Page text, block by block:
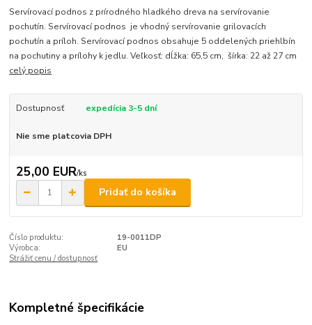
Servírovací podnos z prírodného hladkého dreva na servírovanie
pochutín. Servírovací podnos je vhodný servírovanie grilovacích
pochutín a príloh. Servírovací podnos obsahuje 5 oddelených priehlbín
na pochutiny a prílohy k jedlu. Veľkosť: dĺžka: 65,5 cm, šírka: 22 až 27 cm
celý popis
Dostupnosť expedícia 3-5 dní
Nie sme platcovia DPH
25,00 EUR/ks
Pridať do košíka
Číslo produktu:
19-0011DP
Výrobca:
EU
Strážiť cenu / dostupnosť
Kompletné špecifikácie